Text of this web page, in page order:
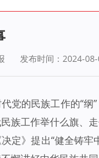
发布时间：2024-
党的民族工作的“
族工作举什么旗、
定》提出“健全铸